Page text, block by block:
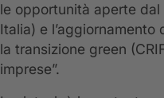
le opportunità aperte dal
Italia) e
la transizione green
imprese”.